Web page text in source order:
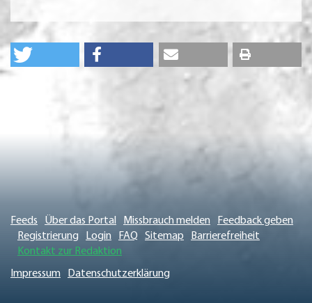
Feeds Über das Portal Missbrauch melden
Feedback geben
Registrierung
Login FAQ Sitemap
Barrierefreiheit
Kontakt zur Redaktion
Impressum
Datenschutzerklärung